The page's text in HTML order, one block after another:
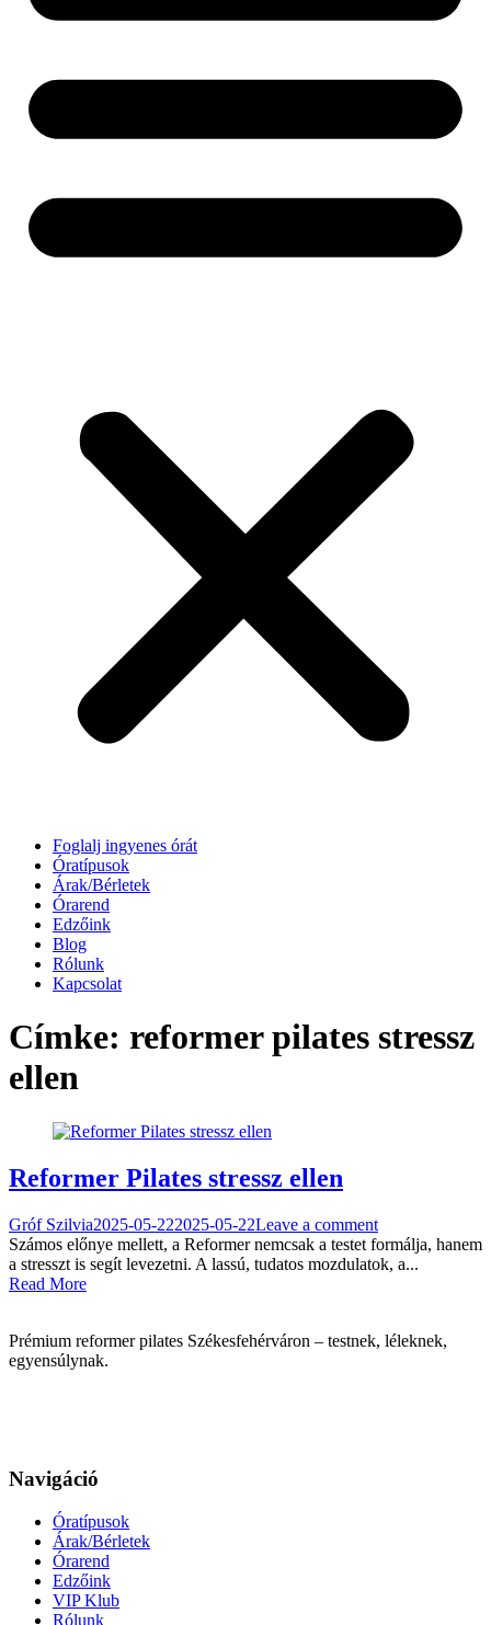
Foglalj ingyenes órát
Óratípusok
Árak/Bérletek
Órarend
Edzőink
Blog
Rólunk
Kapcsolat
Címke: reformer pilates stressz
ellen
Reformer Pilates stressz ellen
Gróf Szilvia2025-05-222025-05-22Leave a comment
Számos előnye mellett, a Reformer nemcsak a testet formálja, hanem
a stresszt is segít levezetni. A lassú, tudatos mozdulatok, a...
Read More
Prémium reformer pilates Székesfehérváron – testnek, léleknek,
egyensúlynak.
Navigáció
Óratípusok
Árak/Bérletek
Órarend
Edzőink
VIP Klub
Rólunk